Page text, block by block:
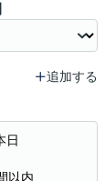
追加する
日
以内